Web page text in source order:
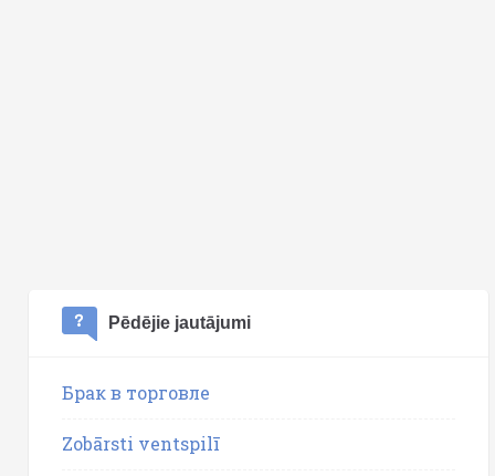
Pēdējie jautājumi
Брак в торговле
Zobārsti ventspilī